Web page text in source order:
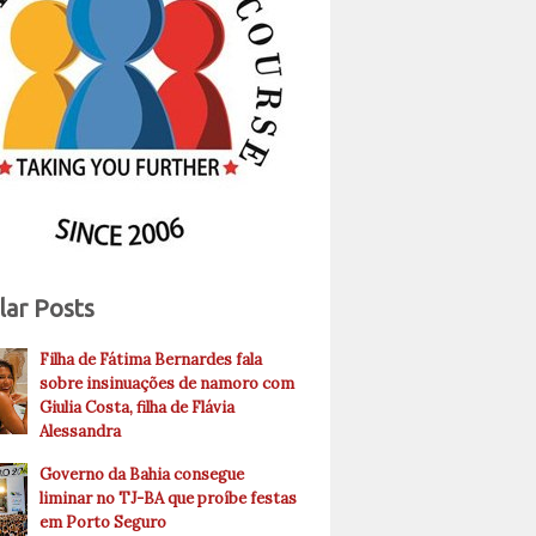
Posts
Filha de Fátima Bernardes fala
sobre insinuações de namoro com
Giulia Costa, filha de Flávia
Alessandra
Governo da Bahia consegue
liminar no TJ-BA que proíbe festas
em Porto Seguro